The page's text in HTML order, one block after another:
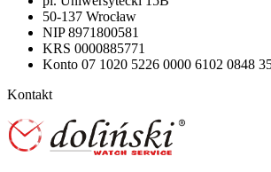
50-137 Wrocław
NIP 8971800581
KRS 0000885771
Konto 07 1020 5226 0000 6102 0848
Kontakt